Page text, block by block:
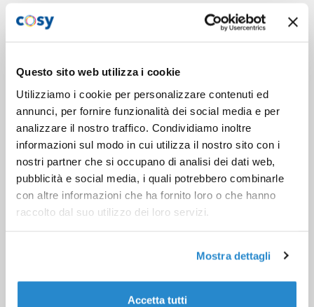
Questo sito web utilizza i cookie
Utilizziamo i cookie per personalizzare contenuti ed
annunci, per fornire funzionalità dei social media e per
analizzare il nostro traffico. Condividiamo inoltre
informazioni sul modo in cui utilizza il nostro sito con i
nostri partner che si occupano di analisi dei dati web,
pubblicità e social media, i quali potrebbero combinarle
con altre informazioni che ha fornito loro o che hanno
raccolto dal suo utilizzo dei loro servizi.
Mostra dettagli
Accetta tutti